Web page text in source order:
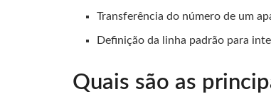
Transferência do número de um
Definição da linha padrão para
Quais são as